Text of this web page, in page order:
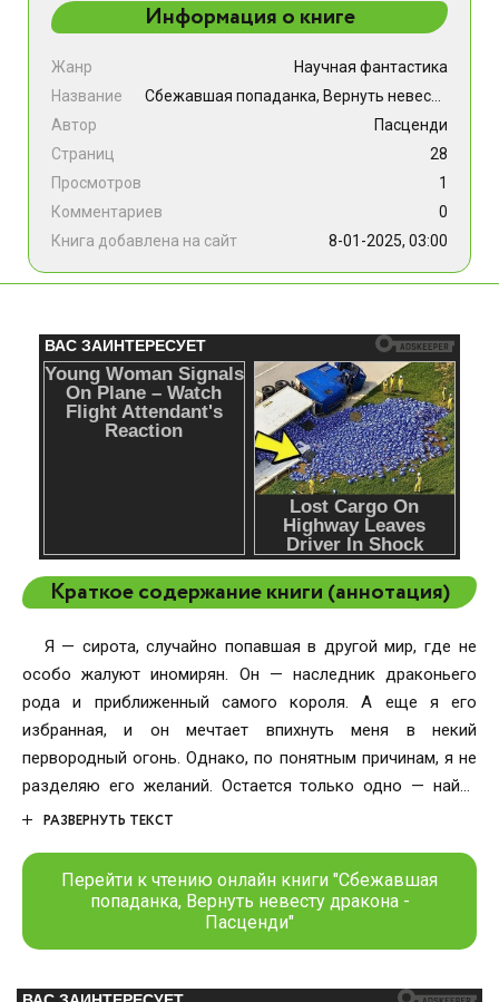
Информация о книге
Жанр
Научная фантастика
Название
Автор
Пасценди
Страниц
28
Просмотров
1
Комментариев
0
Книга добавлена на сайт
8-01-2025, 03:00
Краткое содержание книги (аннотация)
Я — сирота, случайно попавшая в другой мир, где не
особо жалуют иномирян. Он — наследник драконьего
рода и приближенный самого короля. А еще я его
избранная, и он мечтает впихнуть меня в некий
первородный огонь. Однако, по понятным причинам, я не
разделяю его желаний. Остается только одно — найти
способ сбежать…
РАЗВЕРНУТЬ ТЕКСТ
Перейти к чтению онлайн книги "Сбежавшая
попаданка, Вернуть невесту дракона -
Пасценди"